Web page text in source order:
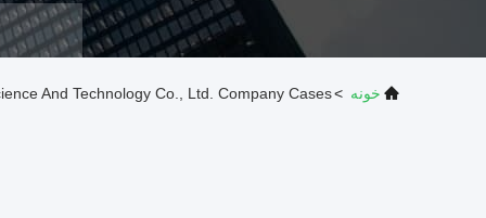
خونه >
And Technology Co., Ltd. Company Cases